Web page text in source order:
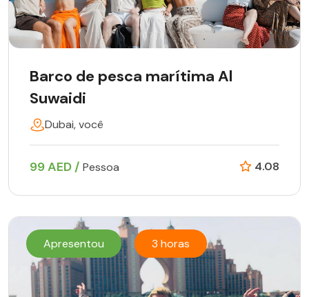
Barco de pesca marítima Al
Suwaidi
Dubai, você
99 AED / Pessoa 4.08
Apresentou 3 horas